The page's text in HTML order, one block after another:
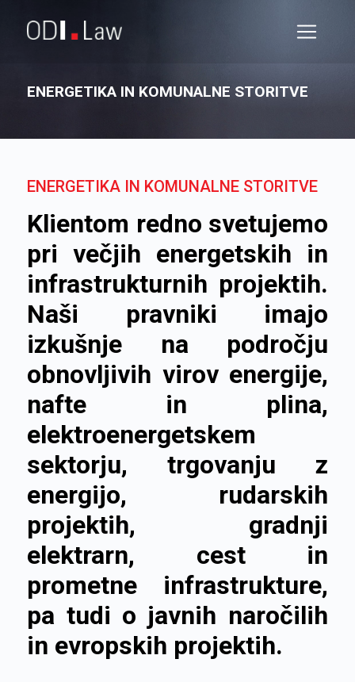
ENERGETIKA IN KOMUNALNE STORITVE
ENERGETIKA IN KOMUNALNE STORITVE
Klientom redno svetujemo
pri večjih energetskih in
infrastrukturnih projektih.
Naši pravniki imajo
izkušnje na področju
obnovljivih virov energije,
nafte in plina,
elektroenergetskem
sektorju, trgovanju z
energijo, rudarskih
projektih, gradnji
elektrarn, cest in
prometne infrastrukture,
pa tudi o javnih naročilih
in evropskih projektih.